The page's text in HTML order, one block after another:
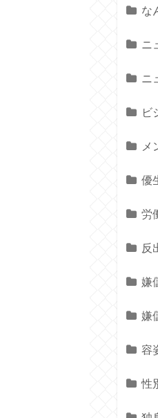
な
ニ
ニ
ビ
メ
優
労
反
嫌
嫌
容
性